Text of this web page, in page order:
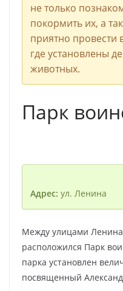
не только
покормить их, а
приятно провести
где установлены
животных.
Парк
Адрес: ул. Ленина
Между улицами
расположился Парк
парка установлен
посвященный